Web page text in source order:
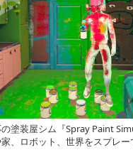
塗装屋シム『Spray Paint
、ロボット、世界をスプレ